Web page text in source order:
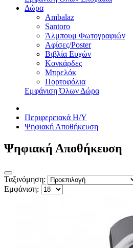
Δώρα
Ambalaz
Santoro
Άλμπουμ Φωτογραφιών
Αφίσες/Poster
Βιβλία Ευχών
Κονκάρδες
Μπρελόκ
Πορτοφόλια
Εμφάνιση Όλων Δώρα
Περιφερειακά Η/Υ
Ψηφιακή Αποθήκευση
Ψηφιακή Αποθήκευση
Ταξινόμηση:
Εμφάνιση: